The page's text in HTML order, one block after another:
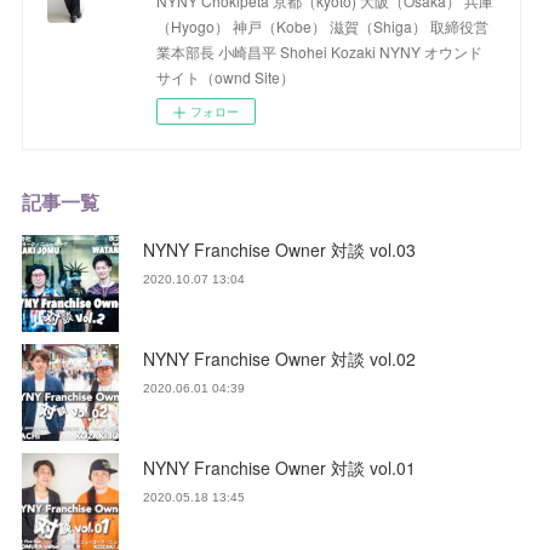
（Hyogo） 神戸（Kobe） 滋賀（Shiga） 取締役営
業本部長 小崎昌平 Shohei Kozaki NYNY オウンド
サイト（ownd Site）
フォロー
記事一覧
NYNY Franchise Owner 対談 vol.03
2020.10.07 13:04
NYNY Franchise Owner 対談 vol.02
2020.06.01 04:39
NYNY Franchise Owner 対談 vol.01
2020.05.18 13:45